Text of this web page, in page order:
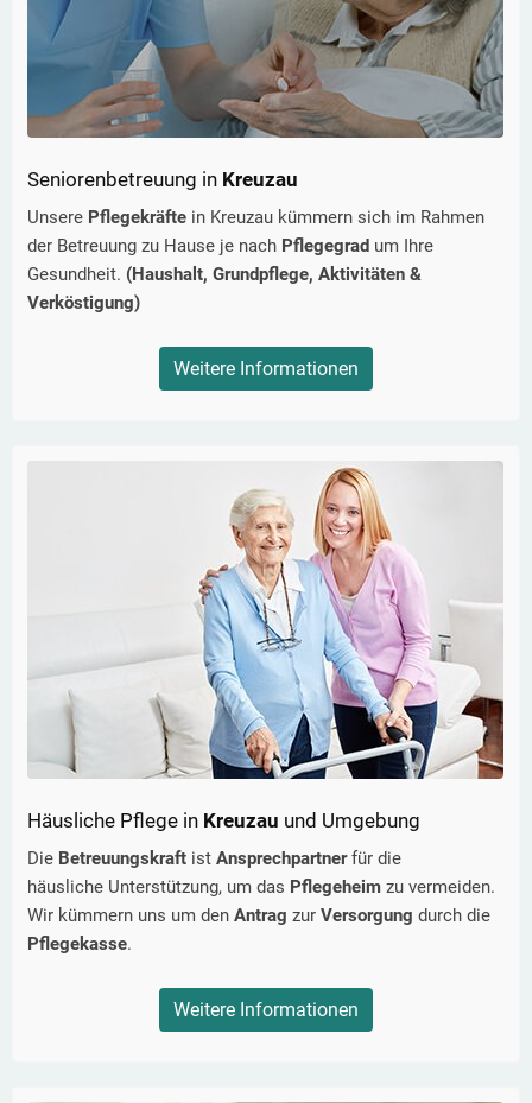
Seniorenbetreuung in Kreuzau
Unsere Pflegekräfte in Kreuzau kümmern sich im Rahmen
der Betreuung zu Hause je nach Pflegegrad um Ihre
Gesundheit. (Haushalt, Grundpflege, Aktivitäten &
Verköstigung)
Weitere Informationen
Häusliche Pflege in Kreuzau und Umgebung
Die Betreuungskraft ist Ansprechpartnerfür die
häusliche Unterstützung, um das Pflegeheim zu vermeiden.
Wir kümmern uns um den Antrag zur Versorgung durch die
Pflegekasse.
Weitere Informationen